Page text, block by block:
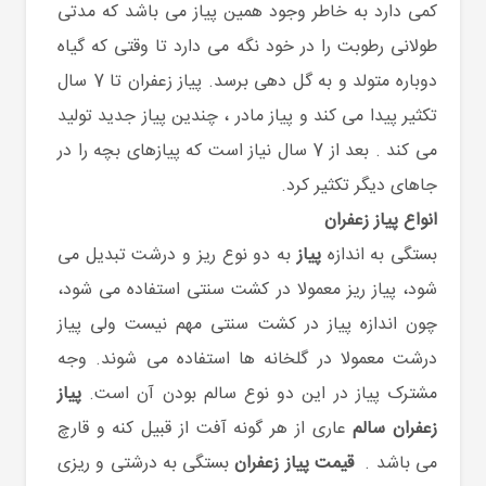
کمی دارد به خاطر وجود همین پیاز می باشد که مدتی
طولانی رطوبت را در خود نگه می دارد تا وقتی که گیاه
دوباره متولد و به گل دهی برسد. پیاز زعفران تا 7 سال
تکثیر پیدا می کند و پیاز مادر ، چندین پیاز جدید تولید
می کند . بعد از 7 سال نیاز است که پیازهای بچه را در
جاهای دیگر تکثیر کرد.
انواع پیاز زعفران
بستگی به اندازهپیازبه دو نوع ریز و درشت تبدیل می
شود، پیاز ریز معمولا در کشت سنتی استفاده می شود،
چون اندازه پیاز در کشت سنتی مهم نیست ولی پیاز
درشت معمولا در گلخانه ها استفاده می شوند. وجه
مشترک پیاز در این دو نوع سالم بودن آن است. پیاز
زعفران سالم عاری از هر گونه آفت از قبیل کنه و قارچ
می باشد . قیمت پیاز زعفرانبستگی به درشتی و ریزی